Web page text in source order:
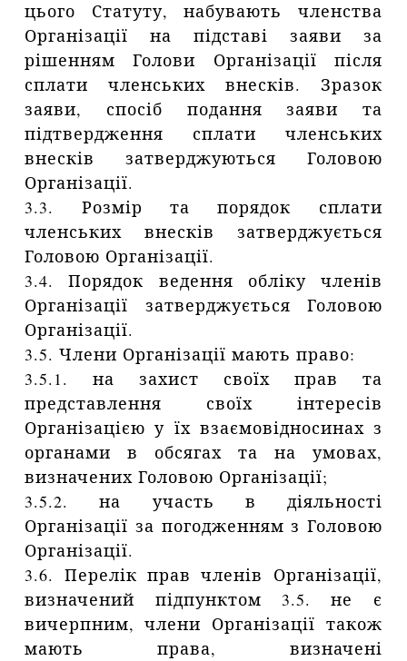
цього Статуту, набувають членства
Організації на підставі заяви за
рішенням Голови Організації після
сплати членських внесків. Зразок
заяви, спосіб подання заяви та
підтвердження сплати членських
внесків затверджуються Головою
Організації.
3.3. Розмір та порядок сплати
членських внесків затверджується
Головою Організації.
3.4. Порядок ведення обліку членів
Організації затверджується Головою
Організації.
3.5. Члени Організації мають право:
3.5.1. на захист своїх прав та
представлення своїх інтересів
Організацією у їх взаємовідносинах з
органами в обсягах та на умовах,
визначених Головою Організації;
3.5.2. на участь в діяльності
Організації за погодженням з Головою
Організації.
3.6. Перелік прав членів Організації,
визначений підпунктом 3.5. не є
вичерпним, члени Організації також
мають права, визначені